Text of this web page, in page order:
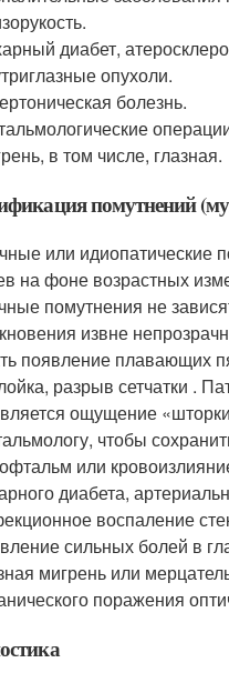
диабет,
опухоли.
болезнь.
в том числе, глазная.
помутнений
или идиопатические
на фоне возрастных
помутнения не
извне
появление плавающих
разрыв сетчатки .
ощущение
чтобы
или
диабета,
воспаление
сильных болей в
мигрень или
поражения